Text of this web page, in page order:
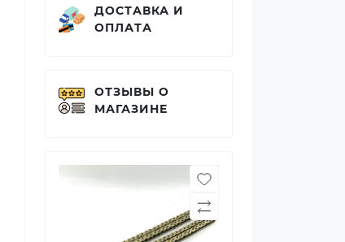
ДОСТАВКА И
ОПЛАТА
ОТЗЫВЫ О
МАГАЗИНЕ